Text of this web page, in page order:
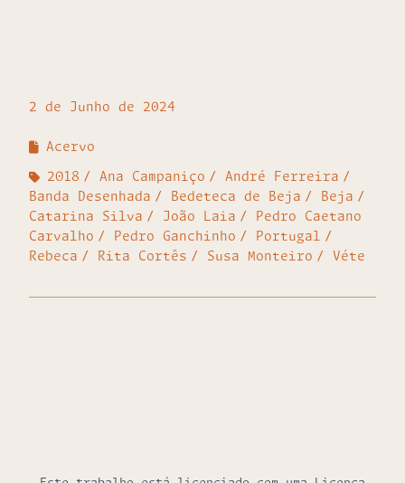
2 de Junho de 2024
Acervo
2018 Ana Campaniço
André Ferreira
Banda Desenhada
Bedeteca de Beja
Beja
Catarina Silva
João Laia
Pedro Caetano
Carvalho
Pedro Ganchinho
Portugal
Rebeca
Rita Cortês Susa Monteiro Véte